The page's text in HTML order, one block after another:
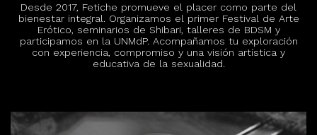
Desde 2017, Fetiche promueve el placer como parte del
bienestar integral. Organizamos el primer Festival de Arte
Erótico, seminarios de Shibari, talleres de BDSM y
participamos en la UNMdP. Acompañamos tu exploración
con experiencia, compromiso y una visión artística y
educativa de la sexualidad.